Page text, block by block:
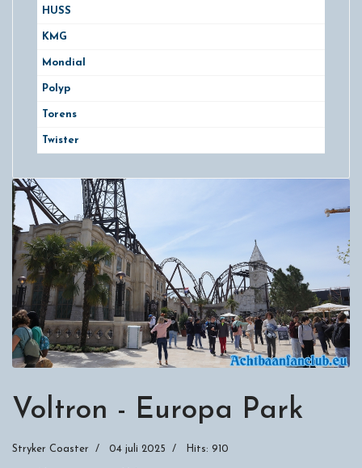
HUSS
KMG
Mondial
Polyp
Torens
Twister
Voltron - Europa Park
Stryker Coaster 04 juli 2025 Hits: 910